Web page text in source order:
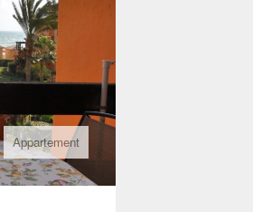
Appartement